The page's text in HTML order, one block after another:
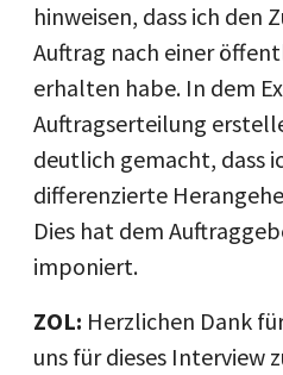
hinweisen, dass ich den
Auftrag nach einer
erhalten habe. In dem
Auftragserteilung
deutlich gemacht, dass
differenzierte
Dies hat dem
imponiert.
ZOL: Herzlichen Dank
uns für dieses Interview